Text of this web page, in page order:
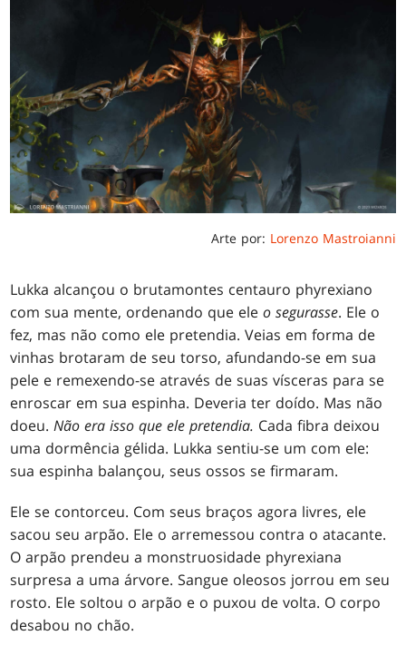
Arte por: Lorenzo Mastroianni
Lukka alcançou o brutamontes centauro phyrexiano
com sua mente, ordenando que eleo segurasse. Ele o
fez, mas não como ele pretendia. Veias em forma de
vinhas brotaram de seu torso, afundando-se em sua
pele e remexendo-se através de suas vísceras para se
enroscar em sua espinha. Deveria ter doído. Mas não
doeu.Não era isso que ele pretendia. Cada fibra deixou
uma dormência gélida. Lukka sentiu-se um com ele:
sua espinha balançou, seus ossos se firmaram.
Ele se contorceu. Com seus braços agora livres, ele
sacou seu arpão. Ele o arremessou contra o atacante.
O arpão prendeu a monstruosidade phyrexiana
surpresa a uma árvore. Sangue oleosos jorrou em seu
rosto. Ele soltou o arpão e o puxou de volta. O corpo
desabou no chão.